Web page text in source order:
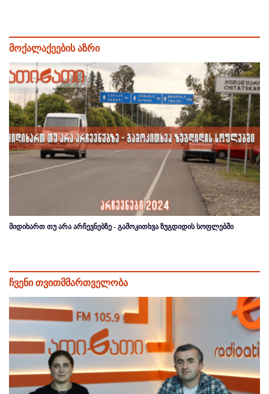
მოქალაქეების აზრი
მიდიხართ თუ არა არჩევნებზე - გამოკითხვა ზუგდიდის სოფლებში
ჩვენი თვითმმართველობა